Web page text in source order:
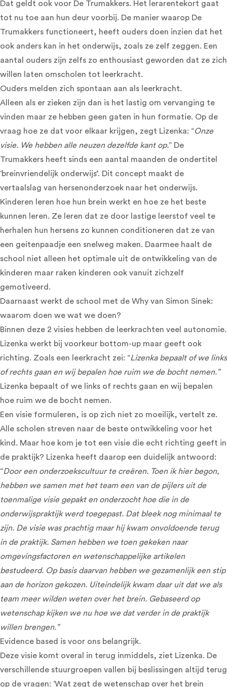
Dat geldt ook voor De Trumakkers. Het lerarentekort gaat
tot nu toe aan hun deur voorbij. De manier waarop De
Trumakkers functioneert, heeft ouders doen inzien dat het
ook anders kan in het onderwijs, zoals ze zelf zeggen. Een
aantal ouders zijn zelfs zo enthousiast geworden dat ze zich
willen laten omscholen tot leerkracht.
Ouders melden zich spontaan aan als leerkracht.
Alleen als er zieken zijn dan is het lastig om vervanging te
vinden maar ze hebben geen gaten in hun formatie. Op de
vraag hoe ze dat voor elkaar krijgen, zegt Lizenka: “Onze
visie. We hebben alle neuzen dezelfde kant op.” De
Trumakkers heeft sinds een aantal maanden de ondertitel
‘breinvriendelijk onderwijs’. Dit concept maakt de
vertaalslag van hersenonderzoek naar het onderwijs.
Kinderen leren hoe hun brein werkt en hoe ze het beste
kunnen leren. Ze leren dat ze door lastige leerstof veel te
herhalen hun hersens zo kunnen conditioneren dat ze van
een geitenpaadje een snelweg maken. Daarmee haalt de
school niet alleen het optimale uit de ontwikkeling van de
kinderen maar raken kinderen ook vanuit zichzelf
gemotiveerd.
Daarnaast werkt de school met de Why van Simon Sinek:
waarom doen we wat we doen?
Binnen deze 2 visies hebben de leerkrachten veel autonomie.
Lizenka werkt bij voorkeur bottom-up maar geeft ook
richting. Zoals een leerkracht zei: “Lizenka bepaalt of we links
of rechts gaan en wij bepalen hoe ruim we de bocht nemen.”
Lizenka bepaalt of we links of rechts gaan en wij bepalen
hoe ruim we de bocht nemen.
Een visie formuleren, is op zich niet zo moeilijk, vertelt ze.
Alle scholen streven naar de beste ontwikkeling voor het
kind. Maar hoe kom je tot een visie die echt richting geeft in
de praktijk? Lizenka heeft daarop een duidelijk antwoord:
“Door een onderzoekscultuur te creëren. Toen ik hier begon,
hebben we samen met het team een van de pijlers uit de
toenmalige visie gepakt en onderzocht hoe die in de
onderwijspraktijk werd toegepast. Dat bleek nog minimaal te
zijn. De visie was prachtig maar hij kwam onvoldoende terug
in de praktijk. Samen hebben we toen gekeken naar
omgevingsfactoren en wetenschappelijke artikelen
bestudeerd. Op basis daarvan hebben we gezamenlijk een stip
aan de horizon gekozen. Uiteindelijk kwam daar uit dat we als
team meer wilden weten over het brein. Gebaseerd op
wetenschap kijken we nu hoe we dat verder in de praktijk
willen brengen.”
Evidence based is voor ons belangrijk.
Deze visie komt overal in terug inmiddels, ziet Lizenka. De
verschillende stuurgroepen vallen bij beslissingen altijd terug
op de vragen: ‘Wat zegt de wetenschap over het brein